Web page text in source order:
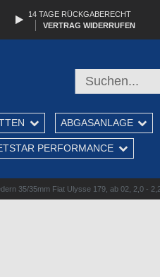
14 TAGE RÜCKGABERECHT
VERTRAG WIDERRUFEN
ABGASANLAGE
PERFORMANCE
35/35mm Fiat Ulysse 179, ab 02, 2,0 -